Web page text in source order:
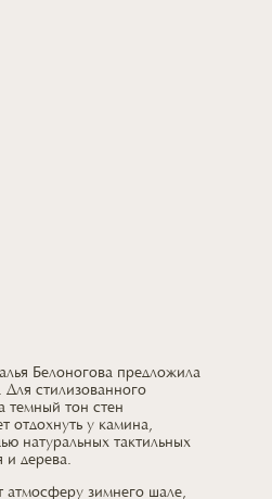
Белоногова предложила
Для стилизованного
темный тон стен
отдохнуть у камина,
натуральных тактильных
и дерева.
атмосферу зимнего шале,